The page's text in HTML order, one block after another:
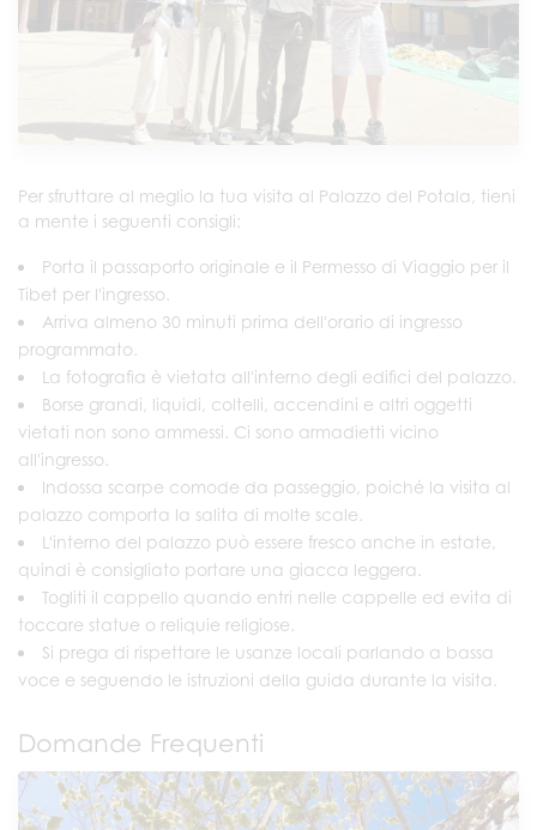
Per sfruttare al meglio la tua visita al Palazzo del Potala, tieni
a mente i seguenti consigli:
Porta il passaporto originale e il Permesso di Viaggio per il
Tibet per l'ingresso.
Arriva almeno 30 minuti prima dell'orario di ingresso
programmato.
La fotografia è vietata all'interno degli edifici del palazzo.
Borse grandi, liquidi, coltelli, accendini e altri oggetti
vietati non sono ammessi. Ci sono armadietti vicino
all'ingresso.
Indossa scarpe comode da passeggio, poiché la visita al
palazzo comporta la salita di molte scale.
L'interno del palazzo può essere fresco anche in estate,
quindi è consigliato portare una giacca leggera.
Togliti il cappello quando entri nelle cappelle ed evita di
toccare statue o reliquie religiose.
Si prega di rispettare le usanze locali parlando a bassa
voce e seguendo le istruzioni della guida durante la visita.
Domande Frequenti